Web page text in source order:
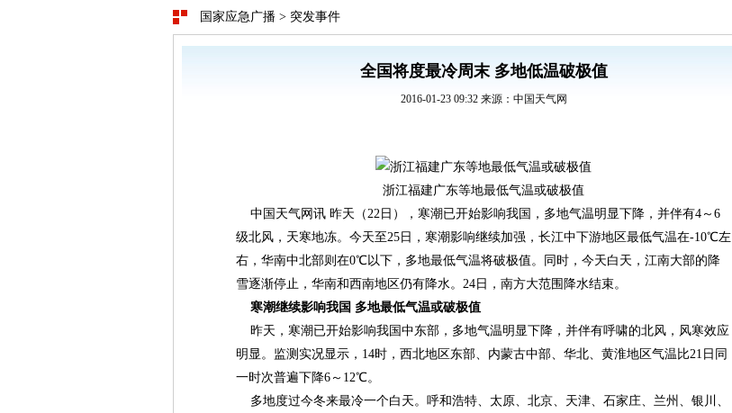
国家应急广播 > 突发事件
全国将度最冷周末 多地低温破极值
2016-01-23 09:32 来源：中国天气网
浙江福建广东等地最低气温或破极值
中国天气网讯 昨天（22日），寒潮已开始影响我国，多地气温明显下降，并伴有4～6
级北风，天寒地冻。今天至25日，寒潮影响继续加强，长江中下游地区最低气温在-10℃左
右，华南中北部则在0℃以下，多地最低气温将破极值。同时，今天白天，江南大部的降
雪逐渐停止，华南和西南地区仍有降水。24日，南方大范围降水结束。
寒潮继续影响我国 多地最低气温或破极值
昨天，寒潮已开始影响我国中东部，多地气温明显下降，并伴有呼啸的北风，风寒效应
明显。监测实况显示，14时，西北地区东部、内蒙古中部、华北、黄淮地区气温比21日同
一时次普遍下降6～12℃。
多地度过今冬来最冷一个白天。呼和浩特、太原、北京、天津、石家庄、兰州、银川、